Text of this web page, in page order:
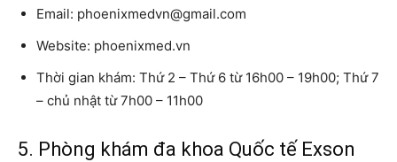
Email: phoenixmedvn@gmail.com
Website: phoenixmed.vn
Thời gian khám: Thứ 2 – Thứ 6 từ 16h00 – 19h00; Thứ 7
– chủ nhật từ 7h00 – 11h00
5. Phòng khám đa khoa Quốc tế Exson